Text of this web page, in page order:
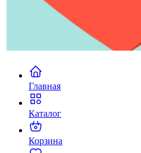
Главная
Каталог
Корзина